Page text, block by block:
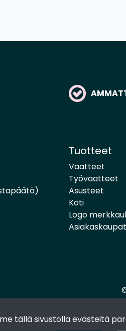
tällä sivustolla evästeitä
Tuotteet
Vaatteet
Työvaatteet
Asusteet
Koti
Logo
Asiakaskaupat